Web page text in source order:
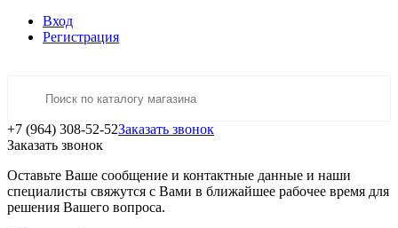
Вход
Регистрация
+7 (964) 308-52-52Заказать звонок
Заказать звонок
Оставьте Ваше сообщение и контактные данные и наши
специалисты свяжутся с Вами в ближайшее рабочее время для
решения Вашего вопроса.